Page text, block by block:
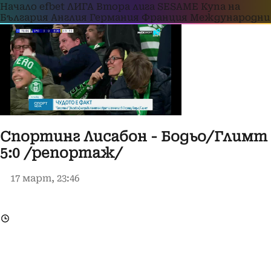
Начало efbet ЛИГА Втора лига SESAME Купа на
България Англия Германия Франция Международни
Спортинг Лисабон - Бодьо/Глимт
5:0 /репортаж/
17 март, 23:46